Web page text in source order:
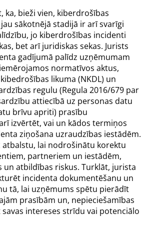
ka, bieži vien, kiberdrošības
sākotnējā stadijā ir arī svarīgi
jo kiberdrošības incidenti
bet arī juridiskas sekas. Jurists
gadījumā palīdz uzņēmumam
normatīvos aktus,
likuma (NKDL) un
regulu (Regula 2016/679 par
attiecībā uz personas datu
brīvu apriti) prasību
izvērtēt, vai un kādos termiņos
ziņošana uzraudzības iestādēm.
atbalstu, lai nodrošinātu korektu
partneriem un iestādēm,
un atbildības riskus. Turklāt, jurista
incidenta dokumentēšanu un
tā, lai uzņēmums spētu pierādīt
prasībām un, nepieciešamības
intereses strīdu vai potenciālo